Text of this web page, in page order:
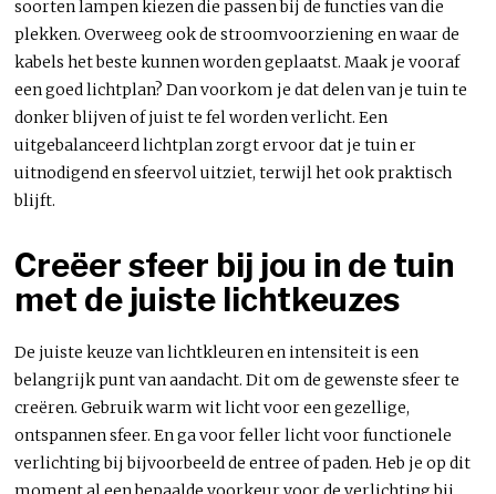
soorten lampen kiezen die passen bij de functies van die
plekken. Overweeg ook de stroomvoorziening en waar de
kabels het beste kunnen worden geplaatst. Maak je vooraf
een goed lichtplan? Dan voorkom je dat delen van je tuin te
donker blijven of juist te fel worden verlicht. Een
uitgebalanceerd lichtplan zorgt ervoor dat je tuin er
uitnodigend en sfeervol uitziet, terwijl het ook praktisch
blijft.
Creëer sfeer bij jou in de tuin
met de juiste lichtkeuzes
De juiste keuze van lichtkleuren en intensiteit is een
belangrijk punt van aandacht. Dit om de gewenste sfeer te
creëren. Gebruik warm wit licht voor een gezellige,
ontspannen sfeer. En ga voor feller licht voor functionele
verlichting bij bijvoorbeeld de entree of paden. Heb je op dit